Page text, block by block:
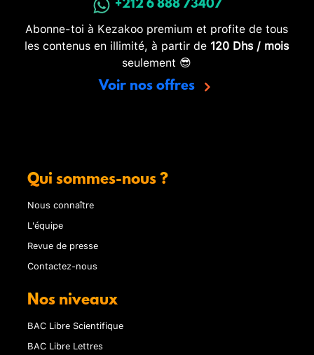
+212 6 888 73407
Abonne-toi à Kezakoo premium et profite de tous
les contenus en illimité, à partir de 120 Dhs / mois
seulement 😎
Voir nos offres
Qui sommes-nous ?
Nous connaître
L'équipe
Revue de presse
Contactez-nous
Nos niveaux
BAC Libre Scientifique
BAC Libre Lettres